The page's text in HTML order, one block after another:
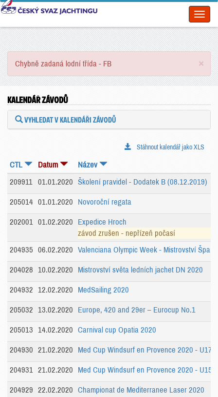
×
Chybně zadaná lodní třída - FB
KALENDÁŘ ZÁVODŮ
VYHLEDAT V KALENDÁŘI ZÁVODŮ
Stáhnout kalendář jako XLS
CTL Datum Název
209911 01.01.2020 Školení pravidel - Dodatek B (08.12.2019)
205014 01.01.2020 Novoroční regata
202001 01.02.2020
Expedice Hroch
závod zrušen - nepřízeň počasí
204935
06.02.2020 Valenciana Olympic Week - Mistrovství
204028 10.02.2020 Mistrovství světa ledních jachet DN 2020
204932 12.02.2020 MedSailing 2020
205032 13.02.2020 Europe, 420 and 29er – Eurocup No.1
205013 14.02.2020 Carnival cup Opatia 2020
204930 21.02.2020 Med Cup Windsurf en Provence 2020 - U17
204931 21.02.2020 Med Cup Windsurf en Provence 2020 - U15
204929 22.02.2020 Championat de Mediterranee Laser 2020